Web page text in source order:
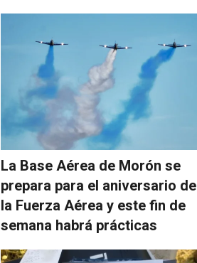
La Base Aérea de Morón se
prepara para el aniversario de
la Fuerza Aérea y este fin de
semana habrá prácticas